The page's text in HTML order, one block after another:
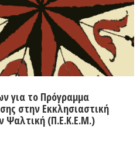
για το Πρόγραμμα
στην Εκκλησιαστική
Ψαλτική (Π.Ε.Κ.Ε.Μ.)